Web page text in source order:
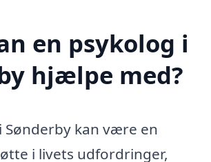
en psykolog i
hjælpe med?
Sønderby kan være en
i livets udfordringer,